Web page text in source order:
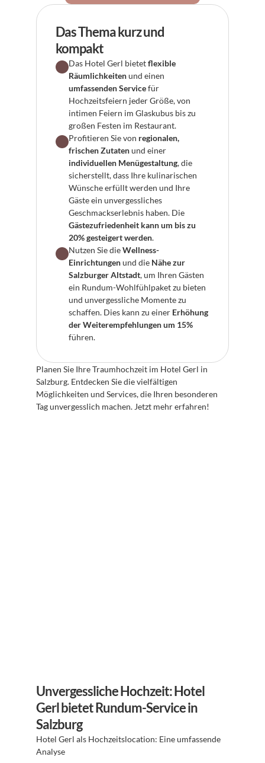
Das Thema kurz und
kompakt
Das Hotel Gerl bietet flexible
Räumlichkeiten
umfassenden Service für
Hochzeitsfeiern jeder Größe, von
intimen Feiern im Glaskubus bis zu
großen Festen im Restaurant.
Profitieren Sie von regionalen,
frischen Zutaten
individuellen Menügestaltung, die
sicherstellt, dass Ihre kulinarischen
Wünsche erfüllt werden und Ihre
Gäste ein unvergessliches
Gästezufriedenheit kann um bis zu
20% gesteigert werden.
Nutzen Sie die Wellness-
Einrichtungen und die Nähe zur
Salzburger Altstadt, um Ihren Gästen
ein Rundum-Wohlfühlpaket zu bieten
und unvergessliche Momente zu
schaffen. Dies kann zu einer Erhöhung
der Weiterempfehlungen um 15%
führen.
Planen Sie Ihre Traumhochzeit im Hotel Gerl in
Salzburg. Entdecken Sie die vielfältigen
Möglichkeiten und Services, die Ihren besonderen
Tag unvergesslich machen. Jetzt mehr erfahren!
Unvergessliche Hochzeit: Hotel
Gerl bietet Rundum-Service in
Salzburg
Hotel Gerl als Hochzeitslocation: Eine umfassende
Analyse